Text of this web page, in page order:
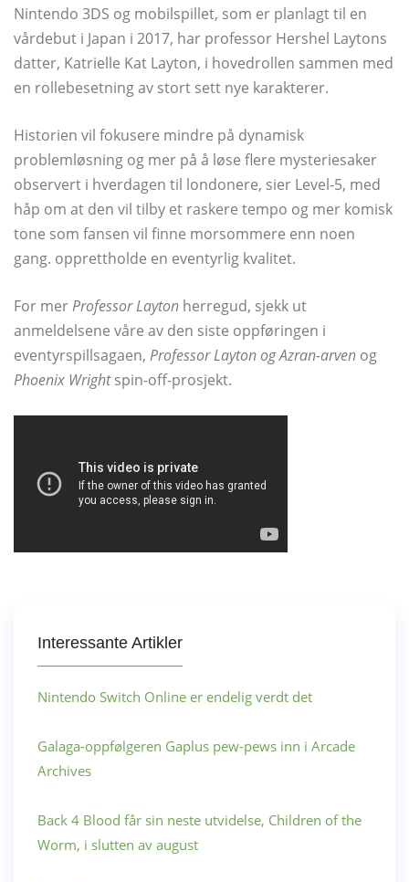
Nintendo 3DS og mobilspillet, som er planlagt til en
vårdebut i Japan i 2017, har professor Hershel Laytons
datter, Katrielle Kat Layton, i hovedrollen sammen med
en rollebesetning av stort sett nye karakterer.
Historien vil fokusere mindre på dynamisk
problemløsning og mer på å løse flere mysteriesaker
observert i hverdagen til londonere, sier Level-5, med
håp om at den vil tilby et raskere tempo og mer komisk
tone som fansen vil finne morsommere enn noen
gang. opprettholde en eventyrlig kvalitet.
For merProfessor Layton herregud, sjekk ut
anmeldelsene våre av den siste oppføringen i
eventyrspillsagaen, Professor Layton og Azran-arven og
Phoenix Wrightspin-off-prosjekt.
Interessante Artikler
Nintendo Switch Online er endelig verdt det
Galaga-oppfølgeren Gaplus pew-pews inn i Arcade
Archives
Back 4 Blood får sin neste utvidelse, Children of the
Worm, i slutten av august